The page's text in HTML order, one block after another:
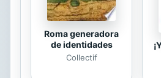
maldiciones
Roma generadora
de identidades
Collectif